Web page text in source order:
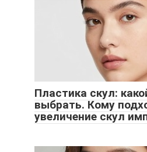
Пластика скул:
выбрать. Кому
увеличение скул